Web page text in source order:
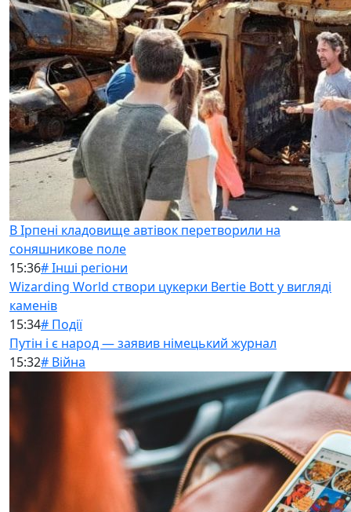
В Ірпені кладовище автівок перетворили на
соняшникове поле
15:36# Інші регіони
Wizarding World створи цукерки Bertie Bott у вигляді
каменів
15:34# Події
Путін і є народ — заявив німецький журнал
15:32# Війна